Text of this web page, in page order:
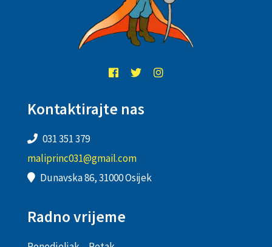
Kontaktirajte nas
031 351 379
maliprinc031@gmail.com
Dunavska 86, 31000 Osijek
Radno vrijeme